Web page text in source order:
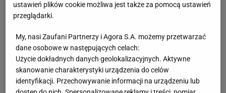
ustawień plików cookie możliwa jest także za pomocą ustawień
przeglądarki.
My, nasi Zaufani Partnerzy i Agora S.A. możemy przetwarzać
dane osobowe w następujących celach:
Użycie dokładnych danych geolokalizacyjnych. Aktywne
skanowanie charakterystyki urządzenia do celów
identyfikacji. Przechowywanie informacji na urządzeniu lub